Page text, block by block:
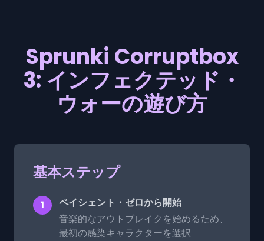
Sprunki Corruptbox
3: インフェクテッド・
ウォーの遊び方
基本ステップ
1
ペイシェント・ゼロから開始
音楽的なアウトブレイクを始めるため、
最初の感染キャラクターを選択